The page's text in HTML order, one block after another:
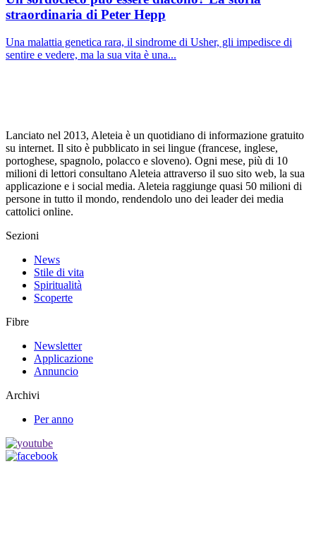
straordinaria di Peter Hepp
Una malattia genetica rara, il sindrome di Usher, gli impedisce di
sentire e vedere, ma la sua vita è una...
Lanciato nel 2013, Aleteia è un quotidiano di informazione gratuito
su internet. Il sito è pubblicato in sei lingue (francese, inglese,
portoghese, spagnolo, polacco e sloveno). Ogni mese, più di 10
milioni di lettori consultano Aleteia attraverso il suo sito web, la sua
applicazione e i social media. Aleteia raggiunge quasi 50 milioni di
persone in tutto il mondo, rendendolo uno dei leader dei media
cattolici online.
Sezioni
News
Stile di vita
Spiritualità
Scoperte
Fibre
Newsletter
Applicazione
Annuncio
Archivi
Per anno